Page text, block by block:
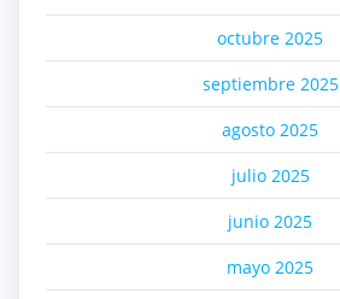
octubre 2025
septiembre 2025
agosto 2025
julio 2025
junio 2025
mayo 2025